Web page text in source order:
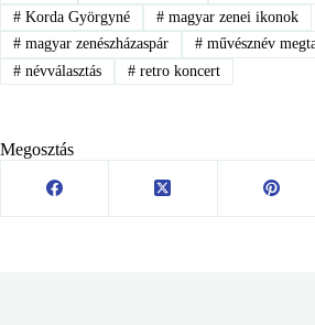
#Korda Györgyné #magyar zenei ikonok
#magyar zenészházaspár #művésznév
#névválasztás #retro koncert
Megosztás